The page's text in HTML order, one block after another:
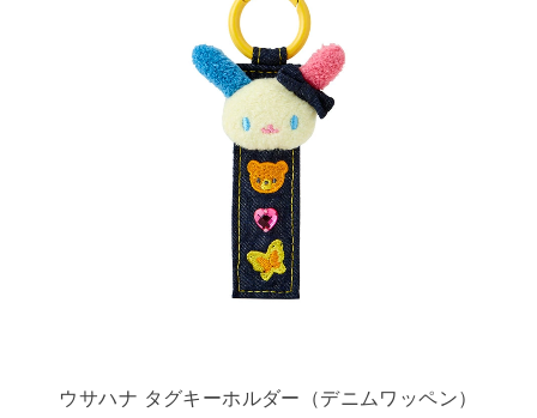
ウサハナ タグキーホルダー（デニムワッペン）